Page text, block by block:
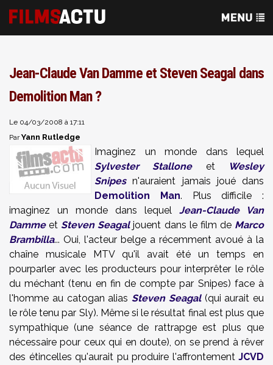
Jean-Claude Van Damme et Steven Seagal dans
Demolition Man ?
Le 04/03/2008 à 17:11
ParYann Rutledge
Imaginez un monde dans lequel
Sylvester Stalloneet
Wesley
Snipesn'auraient jamais joué dans
Demolition Man. Plus difficile :
imaginez un monde dans lequel Jean-Claude Van
DammeetSteven Seagaljouent dans le film de Marco
Brambilla... Oui, l'acteur belge a récemment avoué à la
chaîne musicale MTV qu'il avait été un temps en
pourparler avec les producteurs pour interprêter le rôle
du méchant (tenu en fin de compte par Snipes) face à
l'homme au catogan alias Steven Seagal(qui aurait eu
le rôle tenu par Sly). Même si le résultat final est plus que
sympathique (une séance de rattrapge est plus que
nécessaire pour ceux qui en doute), on se prend à rêver
des étincelles qu'aurait pu produire l'affrontement JCVD